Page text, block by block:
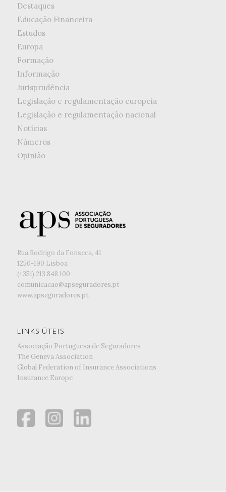
Destaques
Educação Financeira
Estudos
Europa
Formação
Informação
Jurisprudência
Legislação e regulamentação europeia
Legislação e regulamentação nacional
Notícias
Números
Opinião
Rua Rodrigo da Fonseca, 41
1250-190 Lisboa
(+351) ‭213 848 100
comunicacao@apseguradores.pt
www.apseguradores.pt
LINKS ÚTEIS
Associação Portuguesa de Seguradores
The Geneva Association
Global Federation of Insurance Associations
Insurance Europe